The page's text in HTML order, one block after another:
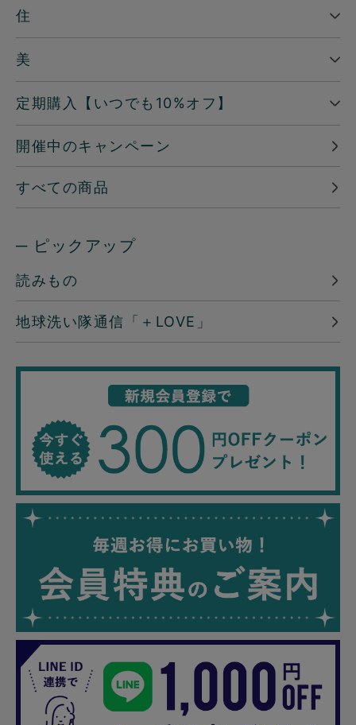
住
美
定期購入【いつでも10%オフ】
開催中のキャンペーン
すべての商品
─ ピックアップ
読みもの
地球洗い隊通信「＋LOVE」